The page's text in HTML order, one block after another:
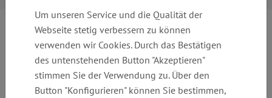
Um unseren Service und die Qualität der
Webseite stetig verbessern zu können
verwenden wir Cookies. Durch das Bestätigen
des untenstehenden Button "Akzeptieren"
stimmen Sie der Verwendung zu. Über den
Button "Konfigurieren" können Sie bestimmen,